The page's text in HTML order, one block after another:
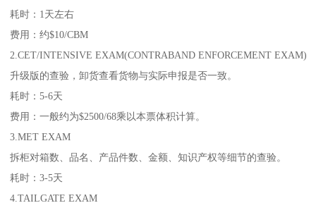
耗时：1天左右
费用：约$10/CBM
2.CET/INTENSIVE EXAM(CONTRABAND ENFORCEMENT EXAM)
升级版的查验，卸货查看货物与实际申报是否一致。
耗时：5-6天
费用：一般约为$2500/68乘以本票体积计算。
3.MET EXAM
拆柜对箱数、品名、产品件数、金额、知识产权等细节的查验。
耗时：3-5天
4.TAILGATE EXAM